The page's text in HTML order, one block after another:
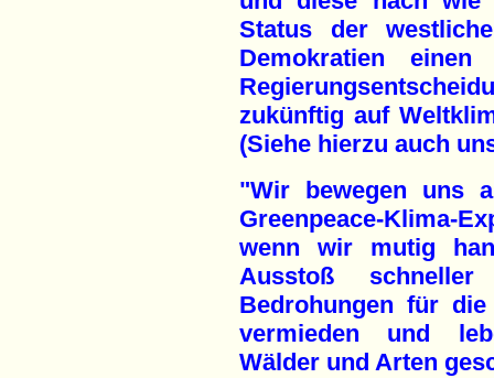
Status der
Demokratien
zukünftig auf
(Siehe hierzu auch
"Wir bewegen uns
Greenpeace-Klima-
wenn wir mutig
Ausstoß
Bedrohungen für
vermieden und
Wälder und Arten